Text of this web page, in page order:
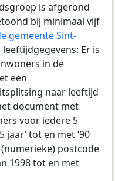
is afgerond
bij minimaal vijf
gemeente Sint-
Er is
in de
een
naar leeftijd
document met
voor iedere 5
jaar’ tot en met ‘90
postcode
1998 tot en met